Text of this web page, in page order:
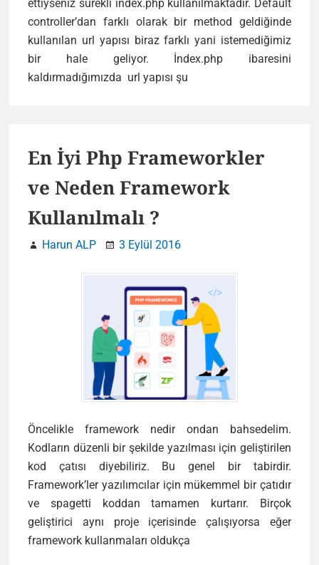
ettiyseniz sürekli index.php kullanılmaktadır. Default
controller’dan farklı olarak bir method geldiğinde
kullanılan url yapısı biraz farklı yani istemediğimiz
bir hale geliyor. İndex.php ibaresini
kaldırmadığımızda url yapısı şu
En İyi Php Frameworkler
ve Neden Framework
Kullanılmalı ?
Harun ALP 3 Eylül 2016
Öncelikle framework nedir ondan bahsedelim.
Kodların düzenli bir şekilde yazılması için geliştirilen
kod çatısı diyebiliriz. Bu genel bir tabirdir.
Framework’ler yazılımcılar için mükemmel bir çatıdır
ve spagetti koddan tamamen kurtarır. Birçok
geliştirici aynı proje içerisinde çalışıyorsa eğer
framework kullanmaları oldukça